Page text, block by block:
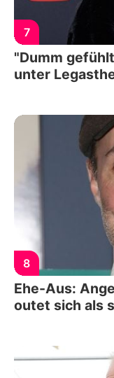
7
"Dumm
unter
8
Ehe-Aus:
outet sich als